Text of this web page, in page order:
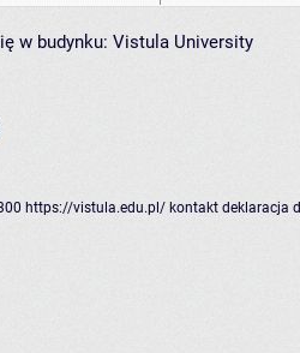
w budynku: Vistula University
https://vistula.edu.pl/ kontakt deklaracja